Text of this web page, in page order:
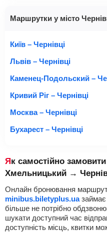
Маршрутки у місто
Київ – Чернівці
Львів – Чернівці
Каменец-Подольский –
Кривий Ріг – Чернівці
Москва – Чернівці
Бухарест – Чернівці
Як самостійно замовити квиток на маршрутку
Хмельницький →
Онлайн бронювання
minibus.biletyplus.uaзаймає
більше не потрібно
шукати доступний час
доступність місць, квитки